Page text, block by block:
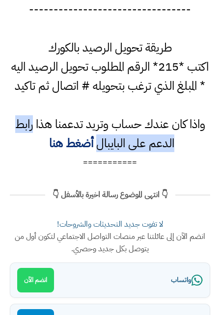
---------------------------------
طريقة تحويل الرصيد بالكورك
اكتب *215* الرقم المطلوب تحويل الرصيد اليه
* المبلغ الذي ترغب بتحويله # اتصال ثم تاكيد
واذا كان عندك حساب وتريد تدعمنا هذارابط
الدعم على البايبال أضغط هنا
===========
👇 انتهى الموضوع رسالة اخيرة بالأسفل 👇
لا تفوت جديد التحديثات والشروحات!
انضم الآن إلى عائلتنا عبر منصات التواصل الاجتماعي لتكون أول من
يتوصل بكل جديد وحصري.
واتساب انضم الآن